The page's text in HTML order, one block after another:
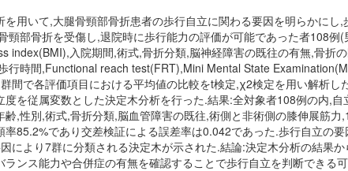
を用いて,大腿骨頸部骨折患者の歩行自立に関わる要因を明らかに
頸部骨折を受傷し,退院時に歩行能力の評価が可能であった者108
index(BMI),入院期間,術式,骨折分類,脳神経障害の既往の有無,骨折
行時間,Functional reach test(FRT),Mini Mental State
間で各評価項目における平均値の比較をt検定,χ2検定を用い解析
度を従属変数とした決定木分析を行った.結果:全対象者108例の内,
,性別,術式,骨折分類,脳血管障害の既往,術側と非術側の膝伸展筋
85.2%であり交差検証による誤差率は0.042であった.歩行自立の
により7群に分類される決定木が示された.結論:決定木分析の結果
ンス能力や合併症の有無を確認することで歩行自立を判断できる